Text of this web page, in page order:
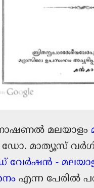
മലയാളം
ഡോ. മാത്യൂസ്‌
വേർഷൻ -
എന്ന പേരിൽ